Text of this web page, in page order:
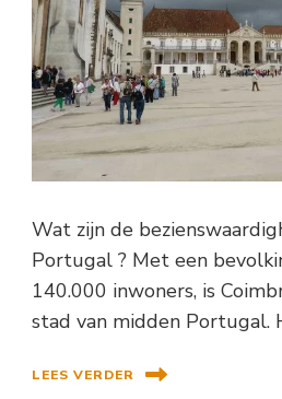
Wat zijn de
Portugal ? Met een
140.000 inwoners, is
stad van midden Portugal.
LEES VERDER